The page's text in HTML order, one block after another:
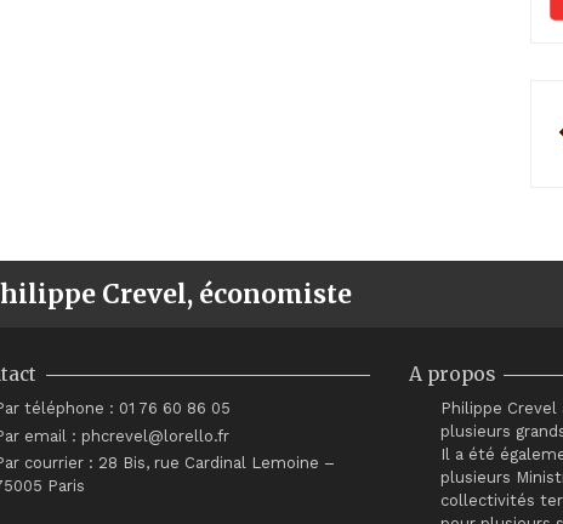
Crevel, économiste
téléphone : 01 76 60 86 05
email : phcrevel@lorello.fr
courrier : 28 Bis, rue Cardinal Lemoine –
Paris
A propos
Philippe
plusieurs
Il a été
plusieurs
collectivités